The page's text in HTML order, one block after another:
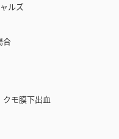
ルズ
合
モ膜下出血